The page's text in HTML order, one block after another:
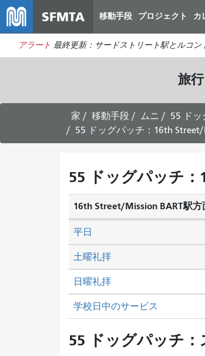
SFMTA 移動手段 プロジェクト カ
アラート 最終更新：サードストリート駅とルコ
旅
家 移動手段 ムニ
55 ドッ
55 ドッグパッチ：16th
55 ドッグパッチ
16th Street/Mission BART駅方
土曜礼拝
日曜礼拝
平日
学校日中のサービス
55 ドッグパッチ